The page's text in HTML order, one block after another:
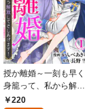
授か離婚～一刻も早く
身籠って、私から解放
してさしあげます！1
220